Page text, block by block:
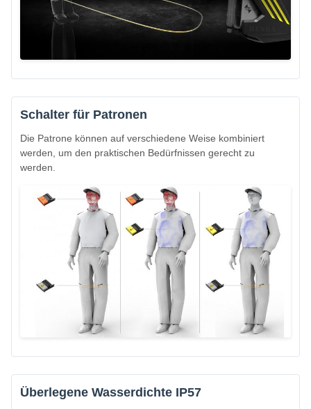
Schalter für Patronen
Die Patrone können auf verschiedene Weise kombiniert
werden, um den praktischen Bedürfnissen gerecht zu
werden.
Überlegene Wasserdichte IP57